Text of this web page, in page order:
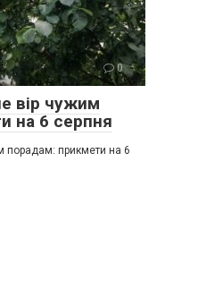
0
вір чужим
на 6 серпня
порадам: прикмети на 6